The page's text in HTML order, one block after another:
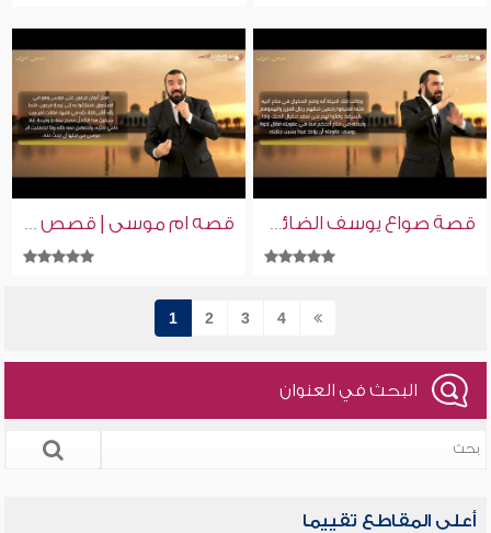
قصة صواع يوسف الضائع| قصص من القرآن | إسلام ويب | للصم بلغة الإشارة قصه ام موسى | قصص من القرآن | إسلام ويب | للصم بلغة الإشارة
1 2 3 4
البحث في العنوان
أعلى المقاطع تقييما